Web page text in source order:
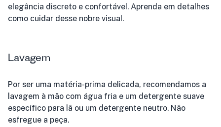
elegância discreto e confortável. Aprenda em detalhes
como cuidar desse nobre visual.
Lavagem
Por ser uma matéria-prima delicada, recomendamos a
lavagem à mão com água fria e um detergente suave
específico para lã ou um detergente neutro. Não
esfregue a peça.